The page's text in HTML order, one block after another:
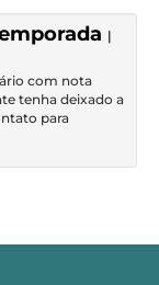
|
com nota
tenha deixado a
para